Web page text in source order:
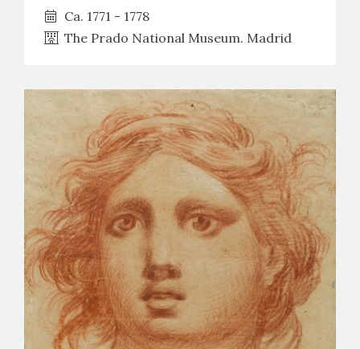
Ca. 1771 - 1778
The Prado National Museum. Madrid